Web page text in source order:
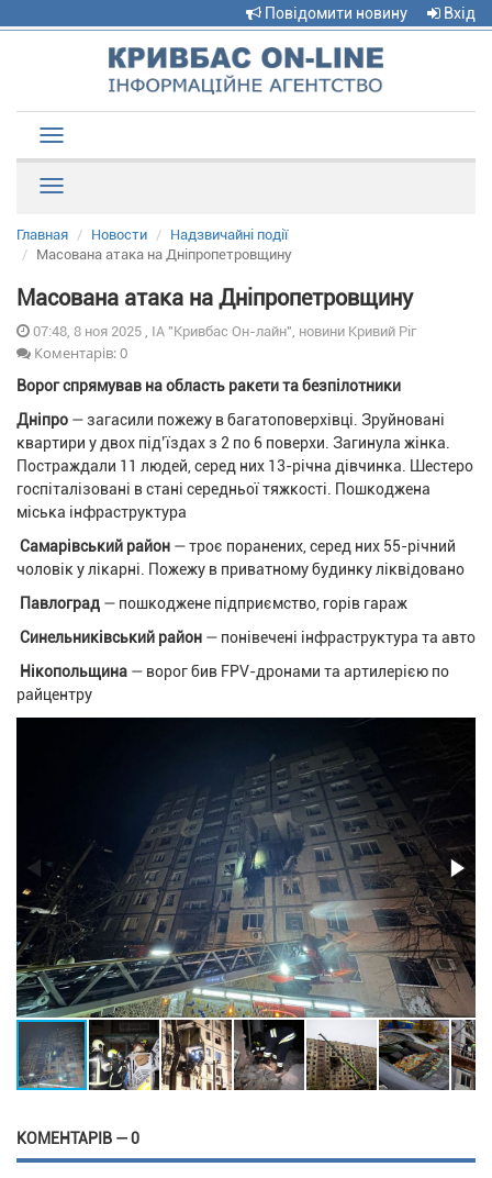
Повідомити новину Вхід
navigation
Главная Новости
Надзвичайні події
Масована атака на Дніпропетровщину
Масована атака на Дніпропетровщину
07:48, 8 ноя 2025 , ІА "Кривбас Он-лайн", новини Кривий Ріг
Коментарів: 0
Ворог спрямував на область ракети та безпілотники
Дніпро — загасили пожежу в багатоповерхівці. Зруйновані
квартири у двох під’їздах з 2 по 6 поверхи. Загинула жінка.
Постраждали 11 людей, серед них 13-річна дівчинка. Шестеро
госпіталізовані в стані середньої тяжкості. Пошкоджена
міська інфраструктура
Самарівський район — троє поранених, серед них 55-річний
чоловік у лікарні. Пожежу в приватному будинку ліквідовано
Павлоград — пошкоджене підприємство, горів гараж
Синельниківський район — понівечені інфраструктура та авто
Нікопольщина — ворог бив FPV-дронами та артилерією по
райцентру
КОМЕНТАРІВ — 0